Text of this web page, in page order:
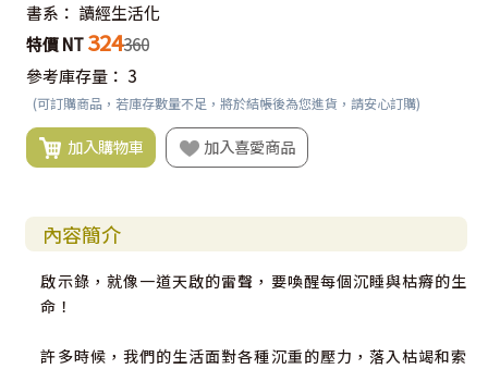
書系： 讀經生活化
特價 NT 324360
參考庫存量： 3
(可訂購商品，若庫存數量不足，將於結帳後為您進貨，請安心訂購)
加入購物車 加入喜愛商品
內容簡介
啟示錄，就像一道天啟的雷聲，要喚醒每個沉睡與枯瘠的生
命！
許多時候，我們的生活面對各種沉重的壓力，落入枯竭和索